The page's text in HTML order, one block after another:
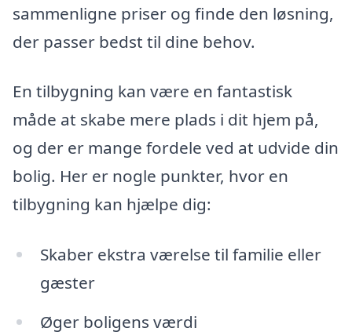
sammenligne priser og finde den løsning,
der passer bedst til dine behov.
En tilbygning kan være en fantastisk
måde at skabe mere plads i dit hjem på,
og der er mange fordele ved at udvide din
bolig. Her er nogle punkter, hvor en
tilbygning kan hjælpe dig:
Skaber ekstra værelse til familie eller
gæster
Øger boligens værdi